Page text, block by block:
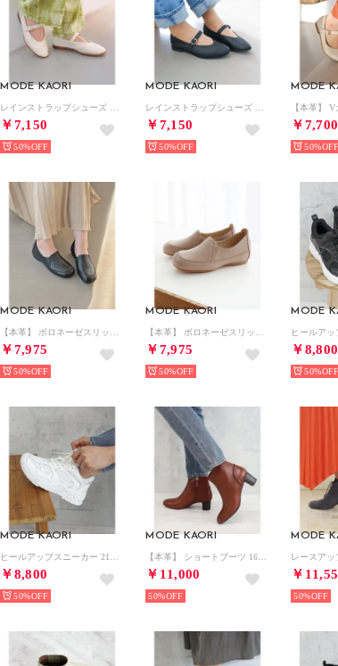
MODE KAORI
￥7,150
50%
MODE KAORI
￥7,150
50%
MODE
￥7,700
50%
MODE KAORI
￥7,975
50%
MODE KAORI
￥7,975
50%
MODE
￥8,800
50%
MODE KAORI
￥8,800
50%
MODE KAORI
￥11,000
50%
MODE
￥
50%